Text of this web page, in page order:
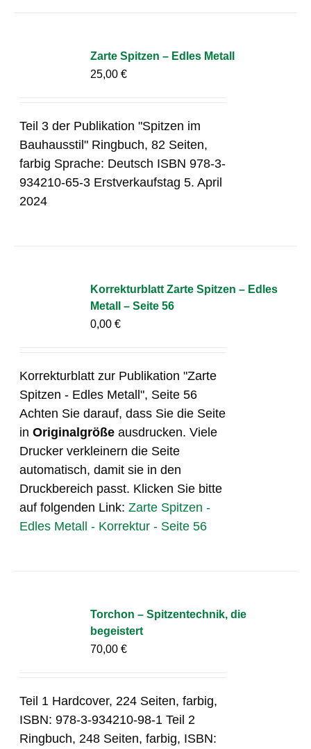
Zarte Spitzen – Edles Metall
25,00€
Teil 3 der Publikation "Spitzen im
Bauhausstil" Ringbuch, 82 Seiten,
farbig Sprache: Deutsch ISBN 978-3-
934210-65-3 Erstverkaufstag 5. April
2024
Korrekturblatt Zarte Spitzen – Edles
Metall – Seite 56
0,00€
Korrekturblatt zur Publikation "Zarte
Spitzen - Edles Metall", Seite 56
Achten Sie darauf, dass Sie die Seite
inOriginalgröße ausdrucken. Viele
Drucker verkleinern die Seite
automatisch, damit sie in den
Druckbereich passt. Klicken Sie bitte
auf folgenden Link:Zarte Spitzen -
Edles Metall - Korrektur - Seite 56
Torchon – Spitzentechnik, die
begeistert
70,00€
Teil 1 Hardcover, 224 Seiten, farbig,
ISBN: 978-3-934210-98-1 Teil 2
Ringbuch, 248 Seiten, farbig, ISBN: